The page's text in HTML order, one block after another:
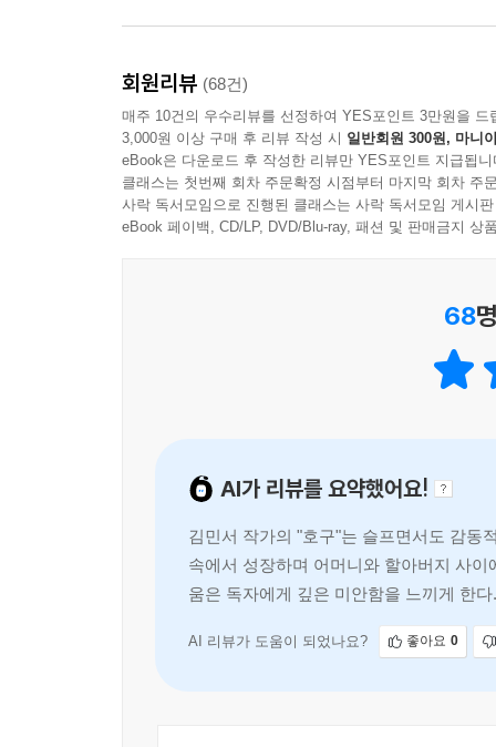
한편 권이철과 아이들에게 괴롭힘당하던 쫄은
물건을 훔쳤고, 얼마 전 반을 들썩이게 한 권이철
강한 사람이 되고 싶다는 자신의 욕망을 견주며 진
아리스토텔레스에 따르면 모든 존재는 고유한
상대적으로 가진 게 부족하다고 느끼는 윤수는
권이철보다 가지지 못한 것에 불행해한다. 하
설령 불행해진다 해도 나만의 인생을 위해
단단히 내리꽂는 뜨거운 한 수
윤수에게는 사랑이자 흠, 자랑이자 약점인 존
사정은 한편으로는 윤수의 열등감이 되어 발목을
회원리뷰 (68건)
매주 10건의 우수리뷰를 선정하여 YES포인트 3만원을 드
3,000원 이상 구매 후 리뷰 작성 시 일반회원 300원, 마니
eBook은 다운로드 후 작성한 리뷰만 YES포인트 지급됩니
클래스는 첫번째 회차 주문확정 시점부터 마지막 회차 주
사락 독서모임으로 진행된 클래스는 사락 독서모임 게시
eBook 페이백, CD/LP, DVD/Blu-ray, 패션 및 판매금지 상
68
AI가 리뷰를 요약했어요!
김민서 작가의 "호구"는 슬프면서도 감동
속에서 성장하며 어머니와 할아버지 사
움은 독자에게 깊은 미안함을 느끼게 한다.
AI 리뷰가 도움이 되었나요? 좋아요 0